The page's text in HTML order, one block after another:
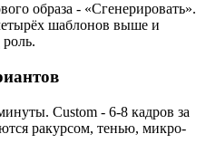
образа - «Сгенерировать».
шаблонов выше и
Custom - 6-8 кадров за
ракурсом, тенью, микро-